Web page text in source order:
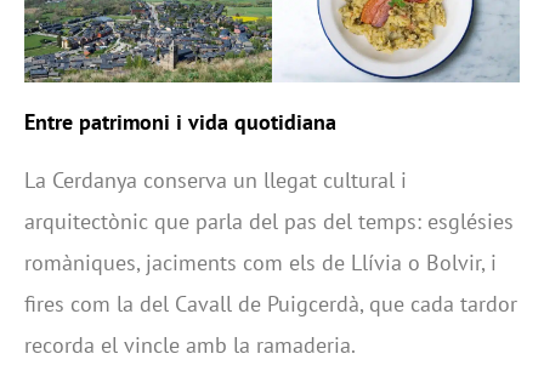
Entre patrimoni i vida quotidiana
La Cerdanya conserva un llegat cultural i
arquitectònic que parla del pas del temps: esglésies
romàniques, jaciments com els de Llívia o Bolvir, i
fires com la del Cavall de Puigcerdà, que cada tardor
recorda el vincle amb la ramaderia.